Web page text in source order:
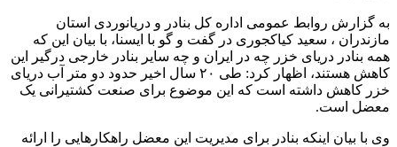
به گزارش روابط عمومی اداره کل بنادر و دریانوردی استان
مازندران ، سعید کیاکجوری در گفت ‌و گو با ایسنا، با بیان این که
همه بنادر دریای خزر چه در ایران و چه سایر بنادر خارجی درگیر این
کاهش هستند، اظهار کرد: طی ۲۰ سال اخیر حدود دو متر آب دریای
خزر کاهش داشته است که این موضوع برای صنعت کشتیرانی یک
معضل است.
وی با بیان اینکه بنادر برای مدیریت این معضل راهکارهایی را ارائه